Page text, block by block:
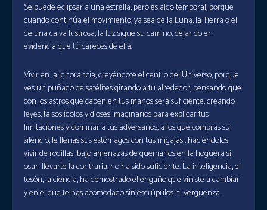
Se puede eclipsar a una estrella, pero es algo temporal, porque
cuando continúa el movimiento, ya sea de la Luna, la Tierra o el
de una calva lustrosa, la luz sigue su camino, dejando en
evidencia que tú careces de ella.
Vivir en la ignorancia, creyéndote el centro del Universo, porque
ves un puñado de satélites girando a tu alrededor, pensando que
con los astros que caben en tus manos será suficiente, creando
leyes, falsos ídolos y dioses imaginarios para explicar tus
limitaciones y dominar a tus adversarios, a los que compras su
silencio, le llenas sus estómagos con tus migajas , haciéndolos
vivir de rodillas bajo amenazas de quemarlos en la hoguera si
osan llevarte la contraria, no ha sido suficiente. La inteligencia, el
tesón, la ciencia, ha demostrado el engaño que viniste a cambiar
y en el que te has acomodado sin escrúpulos ni vergüenza.